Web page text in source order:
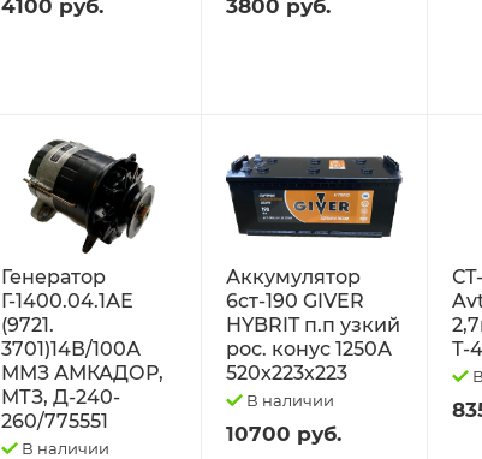
4100 руб. 3800 руб.
Генератор
Г-1400.04.1АЕ
(9721.
3701)14В/100А
ММЗ АМКАДОР,
МТЗ, Д-240-
260/775551
В наличии
Аккумулятор
6ст-190 GIVER
HYBRIT п.п узкий
рос. конус 1250А
520х223х223
В наличии
10700 руб.
Т-